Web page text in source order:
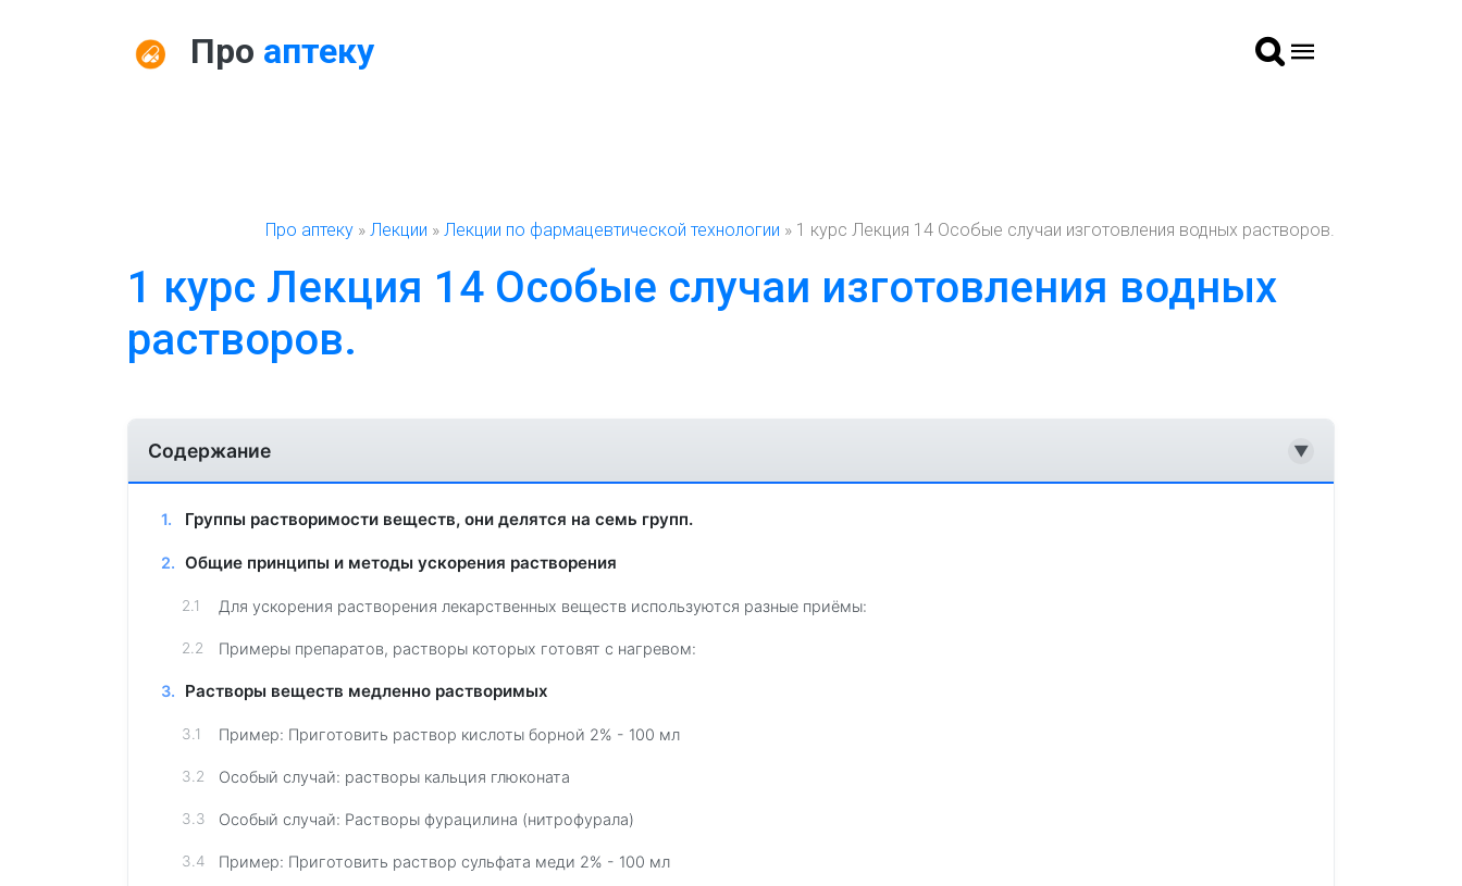
Про аптеку
Про аптеку » Лекции » Лекции по фармацевтической технологии » 1 курс Лекция 14 Особые случаи изготовления водных растворов.
1 курс Лекция 14 Особые случаи изготовления водных
растворов.
Содержание ▼
Группы растворимости веществ, они делятся на семь групп.
Общие принципы и методы ускорения растворения
Для ускорения растворения лекарственных веществ используются разные приёмы:
Примеры препаратов, растворы которых готовят с нагревом:
Растворы веществ медленно растворимых
Пример: Приготовить раствор кислоты борной 2% - 100 мл
Особый случай: растворы кальция глюконата
Особый случай: Растворы фурацилина (нитрофурала)
Пример: Приготовить раствор сульфата меди 2% - 100 мл